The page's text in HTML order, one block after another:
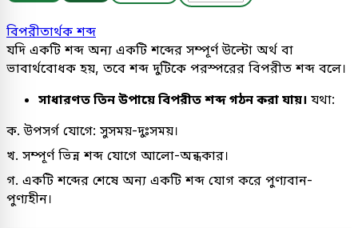
বিপরীতার্থক শব্দ
যদি একটি শব্দ অন্য একটি শব্দের সম্পূর্ণ উল্টো অর্থ বা
ভাবার্থবোধক হয়, তবে শব্দ দুটিকে পরস্পরের বিপরীত শব্দ বলে।
সাধারণত তিন উপায়ে বিপরীত শব্দ গঠন করা যায়। যথা:
ক. উপসর্গ যোগে: সুসময়-দুঃসময়।
খ. সম্পূর্ণ ভিন্ন শব্দ যোগে আলো-অন্ধকার।
গ. একটি শব্দের শেষে অন্য একটি শব্দ যোগ করে পুণ্যবান-
পুণ্যহীন।